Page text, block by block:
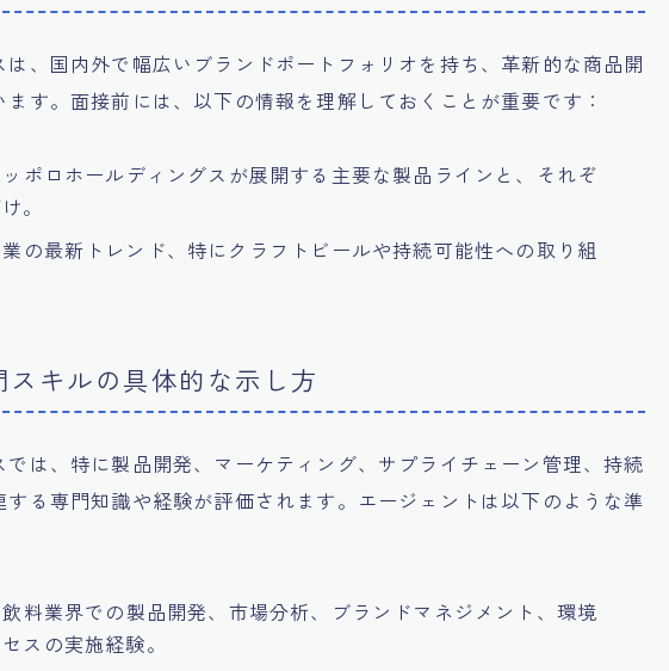
、国内外で幅広いブランドポートフォリオを持ち、革新的な商品開
す。面接前には、以下の情報を理解しておくことが重要です：
ポロホールディングスが展開する主要な製品ラインと、それぞ
。
業の最新トレンド、特にクラフトビールや持続可能性への取り組
キルの具体的な示し方
は、特に製品開発、マーケティング、サプライチェーン管理、持続
る専門知識や経験が評価されます。エージェントは以下のような準
飲料業界での製品開発、市場分析、ブランドマネジメント、環境
スの実施経験。